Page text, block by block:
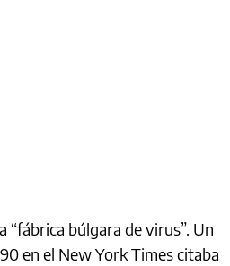
“fábrica búlgara de virus”. Un
en el New York Times citaba